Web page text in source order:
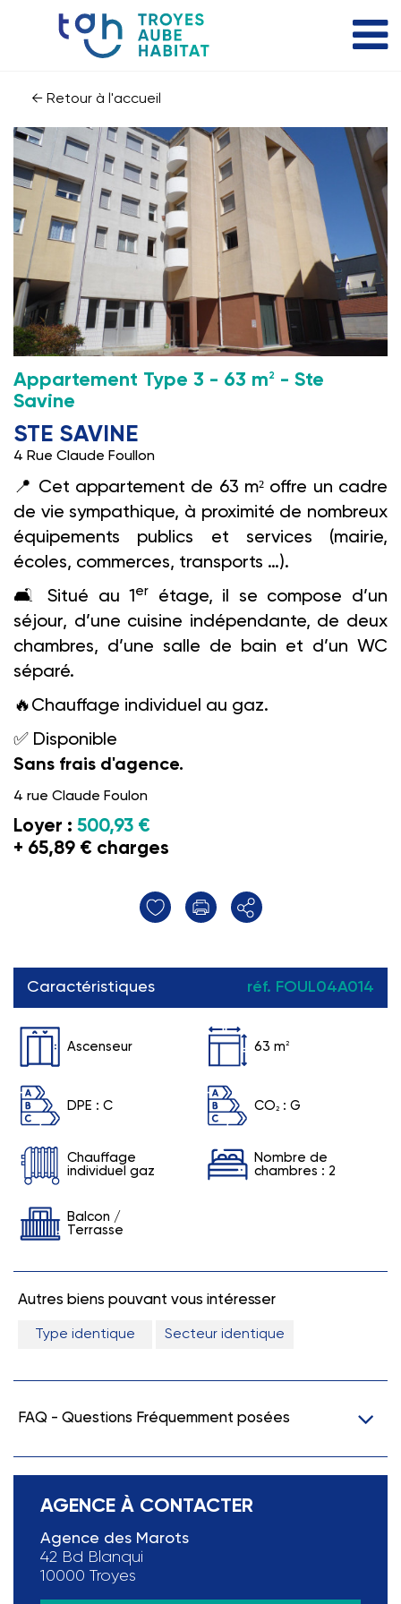
← Retour à l'accueil
Appartement Type 3 - 63 m2
- Ste
Savine
STE SAVINE
4 Rue Claude Foullon
📍 Cet appartement de 63 m² offre un cadre
de vie sympathique, à proximité de nombreux
équipements publics et services (mairie,
écoles, commerces, transports …).
🛋️️ Situé au 1er
étage, il se compose d’un
séjour, d’une cuisine indépendante, de deux
chambres, d’une salle de bain et d’un WC
séparé.
🔥 Chauffage individuel au gaz.
✅ Disponible
Sans frais d'agence.
4 rue Claude Foulon
Loyer : 500,93 €
+ 65,89 € charges
Caractéristiques réf. FOUL04A014
Ascenseur 63 m 2
DPE : C CO 2 : G
Chauffage
individuel gaz
Nombre de
chambres : 2
Balcon /
Terrasse
Autres biens pouvant vous intéresser
Type identique Secteur identique
FAQ - Questions Fréquemment posées
AGENCE À CONTACTER
Agence des Marots
42 Bd Blanqui
10000 Troyes